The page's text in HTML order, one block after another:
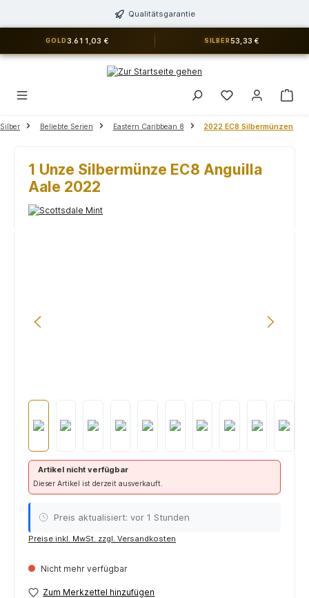
Qualitätsgarantie
GOLD 3.611,03 € SILBER 53,33 €
Du hast 0
Silber Beliebte Serien Eastern Caribbean 8 2022 EC8 Silbermünzen
1 Unze Silbermünze EC8 Anguilla
Aale 2022
Artikel nicht verfügbar
Dieser Artikel ist derzeit ausverkauft.
Preis aktualisiert: vor 1 Stunden
Preise inkl. MwSt. zzgl. Versandkosten
Nicht mehr verfügbar
Zum Merkzettel hinzufügen